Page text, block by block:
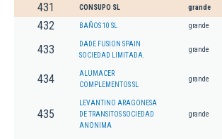
431 CONSUPO SL grande
432 BAÑOS 10 SL grande
433
DADE FUSION SPAIN
SOCIEDAD LIMITADA.
grande
434
ALUMACER
COMPLEMENTOS SL
grande
435
LEVANTINO ARAGONESA
DE TRANSITOS SOCIEDAD
ANONIMA
grande